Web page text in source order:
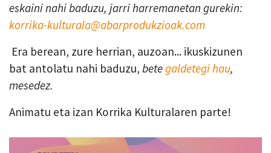
eskaini nahi baduzu, jarri harremanetan gurekin:
korrika-kulturala@abarprodukzioak.com
Era berean, zure herrian, auzoan... ikuskizunen
bat antolatu nahi baduzu, betegaldetegi hau,
mesedez.
Animatu eta izan Korrika Kulturalaren parte!